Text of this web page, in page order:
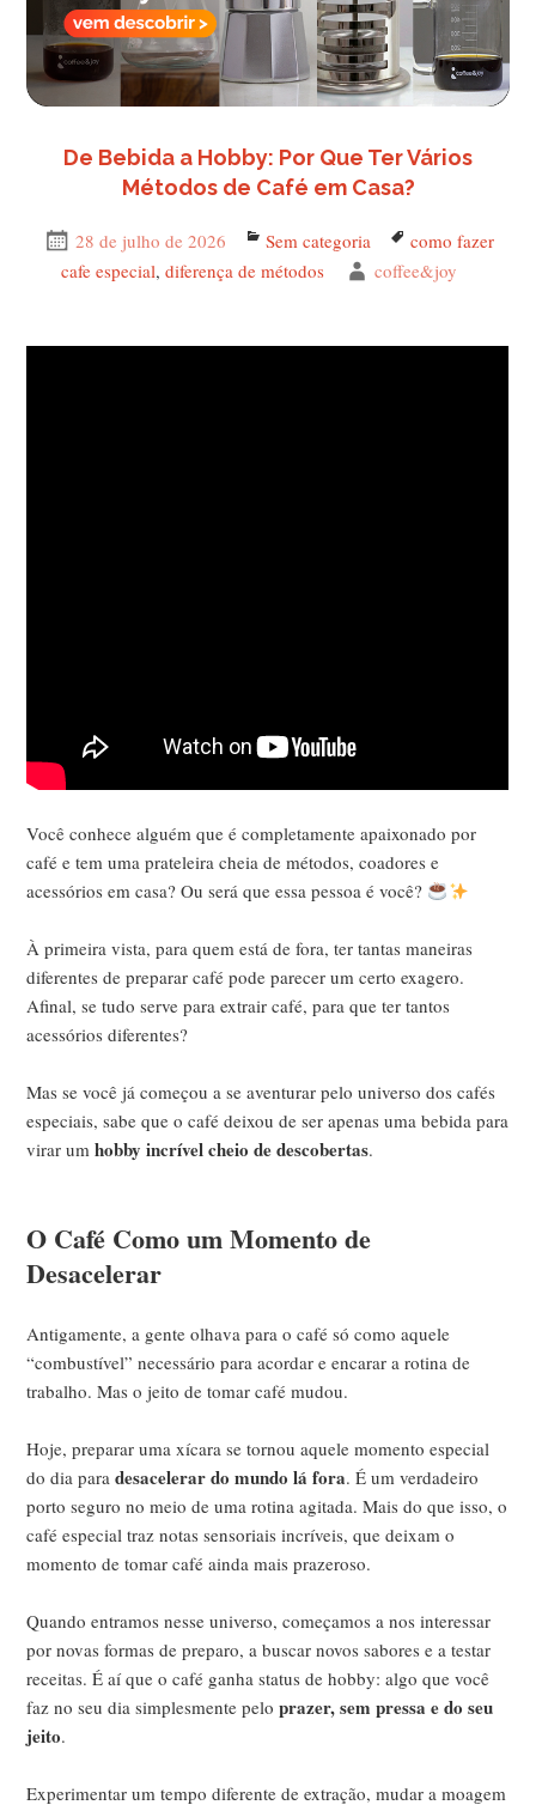
De Bebida a Hobby: Por Que Ter Vários
Métodos de Café em Casa?
Publicado
em
28 de julho de 2026 Categorias
Sem categoria Tags
como fazer
cafe especial, diferença de métodos Autor
coffee&joy
Você conhece alguém que é completamente apaixonado por
café e tem uma prateleira cheia de métodos, coadores e
acessórios em casa? Ou será que essa pessoa é você?
À primeira vista, para quem está de fora, ter tantas maneiras
diferentes de preparar café pode parecer um certo exagero.
Afinal, se tudo serve para extrair café, para que ter tantos
acessórios diferentes?
Mas se você já começou a se aventurar pelo universo dos cafés
especiais, sabe que o café deixou de ser apenas uma bebida para
virar umhobby incrível cheio de descobertas.
O Café Como um Momento de
Desacelerar
Antigamente, a gente olhava para o café só como aquele
“combustível” necessário para acordar e encarar a rotina de
trabalho. Mas o jeito de tomar café mudou.
Hoje, preparar uma xícara se tornou aquele momento especial
do dia paradesacelerar do mundo lá fora. É um verdadeiro
porto seguro no meio de uma rotina agitada. Mais do que isso, o
café especial traz notas sensoriais incríveis, que deixam o
momento de tomar café ainda mais prazeroso.
Quando entramos nesse universo, começamos a nos interessar
por novas formas de preparo, a buscar novos sabores e a testar
receitas. É aí que o café ganha status de hobby: algo que você
faz no seu dia simplesmente peloprazer, sem pressa e do seu
jeito.
Experimentar um tempo diferente de extração, mudar a moagem